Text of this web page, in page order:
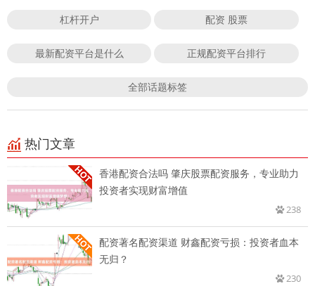
杠杆开户 配资 股票
最新配资平台是什么 正规配资平台排行
全部话题标签
热门文章
香港配资合法吗 肇庆股票配资服务，专业助力
投资者实现财富增值
238
配资著名配资渠道 财鑫配资亏损：投资者血本
无归？
230